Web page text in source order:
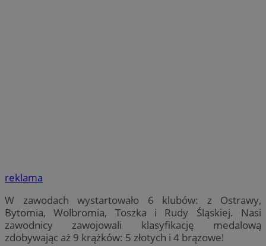
reklama
W zawodach wystartowało 6 klubów: z Ostrawy,
Bytomia, Wolbromia, Toszka i Rudy Śląskiej. Nasi
zawodnicy zawojowali klasyfikację medalową
zdobywając aż 9 krążków: 5 złotych i 4 brązowe!